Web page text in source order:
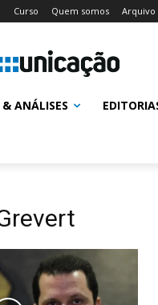
Curso Quem somos Arquivo
ANÁLISES